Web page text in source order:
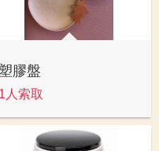
塑膠盤
1人索取